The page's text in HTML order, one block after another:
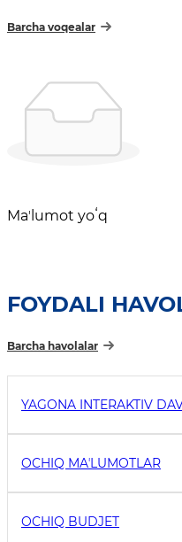
Barcha voqealar
Maʼlumot yoʻq
FOYDALI
Barcha havolalar
YAGONA INTERAKTIV
OCHIQ MAʼLUMOTLAR
OCHIQ BUDJET